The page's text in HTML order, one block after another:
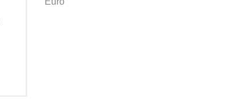
Se você busca por Distribuidor de